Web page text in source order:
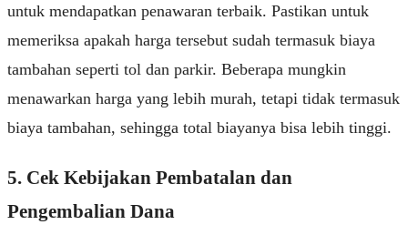
untuk mendapatkan penawaran terbaik. Pastikan untuk
memeriksa apakah harga tersebut sudah termasuk biaya
tambahan seperti tol dan parkir. Beberapa mungkin
menawarkan harga yang lebih murah, tetapi tidak termasuk
biaya tambahan, sehingga total biayanya bisa lebih tinggi.
5. Cek Kebijakan Pembatalan dan
Pengembalian Dana